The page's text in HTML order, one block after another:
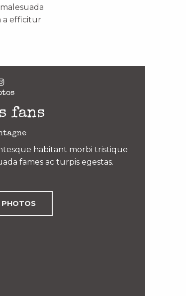
a efficitur
fans
habitant morbi tristique
fames ac turpis egestas.
PHOTOS